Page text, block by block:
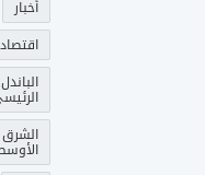
أخبار
اقتصاد
الباندل
الشرق